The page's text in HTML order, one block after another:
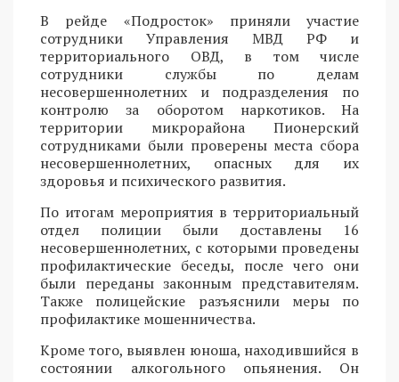
В рейде «Подросток» приняли участие
сотрудники Управления МВД РФ и
территориального ОВД, в том числе
сотрудники службы по делам
несовершеннолетних и подразделения по
контролю за оборотом наркотиков. На
территории микрорайона Пионерский
сотрудниками были проверены места сбора
несовершеннолетних, опасных для их
здоровья и психического развития.
По итогам мероприятия в территориальный
отдел полиции были доставлены 16
несовершеннолетних, с которыми проведены
профилактические беседы, после чего они
были переданы законным представителям.
Также полицейские разъяснили меры по
профилактике мошенничества.
Кроме того, выявлен юноша, находившийся в
состоянии алкогольного опьянения. Он